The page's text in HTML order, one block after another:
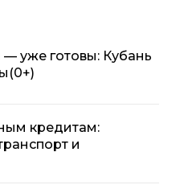
уже готовы: Кубань
(0+)
кредитам:
и